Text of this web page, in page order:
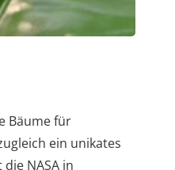
Bäume für
ein unikates
NASA in